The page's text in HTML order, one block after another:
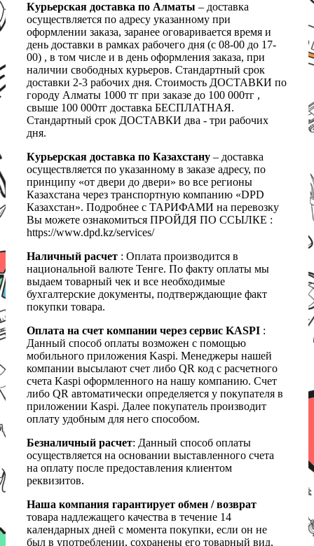
Курьерская доставка по Алматы – доставка
осуществляется по адресу указанному при
оформлении заказа, заранее оговаривается время и
день доставки в рамках рабочего дня (с 08-00 до 17-
00) , в том числе и в день оформления заказа, при
наличии свободных курьеров. Стандартный срок
доставки 2-3 рабочих дня. Стоимость ДОСТАВКИ по
городу Алматы 1000 тг при заказе до 100 000тг ,
свыше 100 000тг доставка БЕСПЛАТНАЯ.
Стандартный срок ДОСТАВКИ два - три рабочих
дня.
Курьерская доставка по Казахстану – доставка
осуществляется по указанному в заказе адресу, по
принципу «от двери до двери» во все регионы
Казахстана через транспортную компанию «DPD
Казахстан». Подробнее с ТАРИФАМИ на перевозку
Вы можете ознакомиться ПРОЙДЯ ПО ССЫЛКЕ :
https://www.dpd.kz/services/
Наличный расчет : Оплата производится в
национальной валюте Тенге. По факту оплаты мы
выдаем товарный чек и все необходимые
бухгалтерские документы, подтверждающие факт
покупки товара.
Оплата на счет компании через сервис KASPI :
Данный способ оплаты возможен с помощью
мобильного приложения Kaspi. Менеджеры нашей
компании высылают счет либо QR код с расчетного
счета Kaspi оформленного на нашу компанию. Счет
либо QR автоматически определяется у покупателя в
приложении Kaspi. Далее покупатель производит
оплату удобным для него способом.
Безналичный расчет: Данный способ оплаты
осуществляется на основании выставленного счета
на оплату после предоставления клиентом
реквизитов.
Наша компания гарантирует обмен / возврат
товара надлежащего качества в течение 14
календарных дней с момента покупки, если он не
был в употреблении, сохранены его товарный вид,